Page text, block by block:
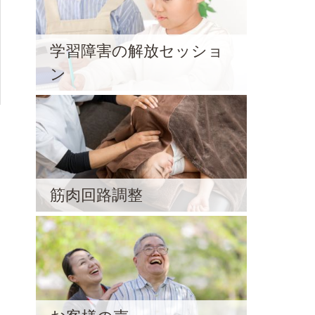
学習障害の解放セッショ
ン
筋肉回路調整